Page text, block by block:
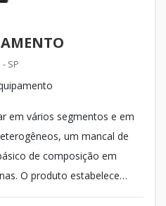
SP
em vários segmentos e em
um mancal de
de composição em
O produto estabelece
e desenvolvimento de